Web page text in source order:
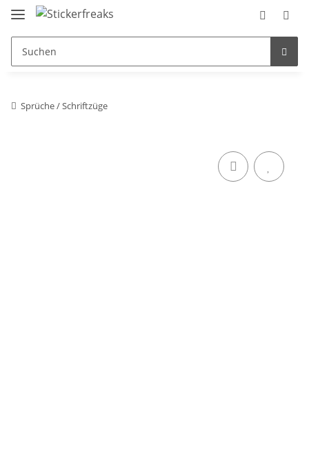
Sprüche / Schriftzüge